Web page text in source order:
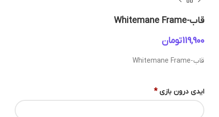
قاب-Whitemane Frame
تومان
قاب-Whitemane Frame
ایدی درون بازی *